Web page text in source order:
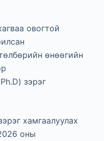
овогтой
өнөөгийн
зэрэг
хамгаалуулах
оны